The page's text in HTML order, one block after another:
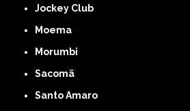
Jockey Club
Moema
Morumbi
Sacomã
Santo Amaro